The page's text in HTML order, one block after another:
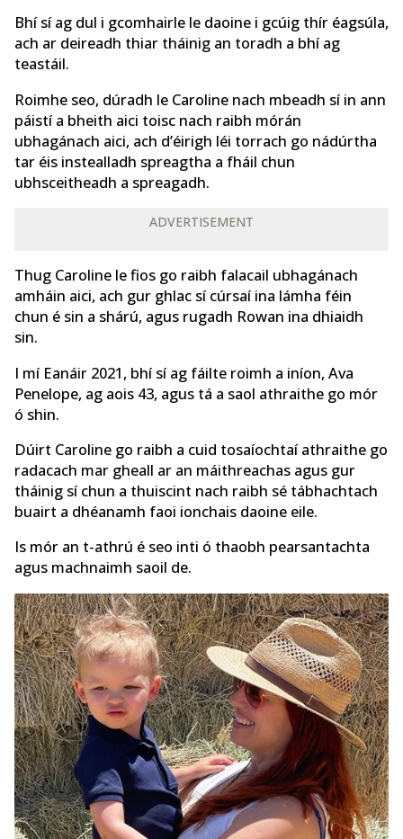
Bhí sí ag dul i gcomhairle le daoine i gcúig thír éagsúla,
ach ar deireadh thiar tháinig an toradh a bhí ag
teastáil.
Roimhe seo, dúradh le Caroline nach mbeadh sí in ann
páistí a bheith aici toisc nach raibh mórán
ubhagánach aici, ach d’éirigh léi torrach go nádúrtha
tar éis instealladh spreagtha a fháil chun
ubhsceitheadh a spreagadh.
ADVERTISEMENT
Thug Caroline le fios go raibh falacail ubhagánach
amháin aici, ach gur ghlac sí cúrsaí ina lámha féin
chun é sin a shárú, agus rugadh Rowan ina dhiaidh
sin.
I mí Eanáir 2021, bhí sí ag fáilte roimh a iníon, Ava
Penelope, ag aois 43, agus tá a saol athraithe go mór
ó shin.
Dúirt Caroline go raibh a cuid tosaíochtaí athraithe go
radacach mar gheall ar an máithreachas agus gur
tháinig sí chun a thuiscint nach raibh sé tábhachtach
buairt a dhéanamh faoi ionchais daoine eile.
Is mór an t-athrú é seo inti ó thaobh pearsantachta
agus machnaimh saoil de.